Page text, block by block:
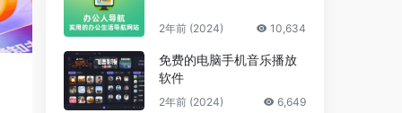
2年前 (2024) 10,634
免费的电脑手机音乐播放
软件
2年前 (2024) 6,649